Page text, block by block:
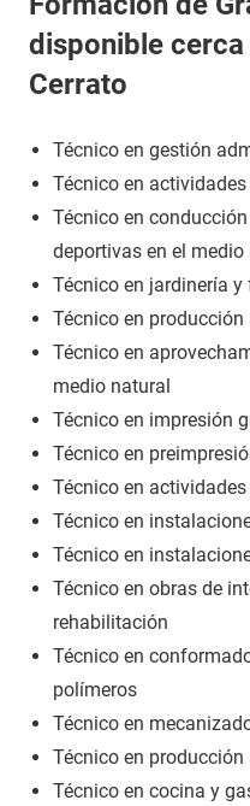
disponible
Cerrato
Técnico en gestión
Técnico en
Técnico en
deportivas en el
Técnico en jardinería y
Técnico en
Técnico en
medio natural
Técnico en impresión
Técnico en
Técnico en
Técnico en
Técnico en
Técnico en obras de
rehabilitación
Técnico en
polímeros
Técnico en
Técnico en producción
Técnico en cocina y